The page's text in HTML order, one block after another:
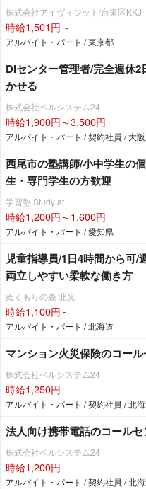
株式会社アイヴィジット/台東区KKJ
時給1,501円～
アルバイト・パート / 東京都
DIセンター管理者/完全週休
かせる
株式会社ベルシステム24
時給1,900円～3,500円
アルバイト・パート / 契約社員 / 大
西尾市の塾講師/小中学生の
生・専門学生の方歓迎
学習塾 Study at
時給1,200円～1,600円
アルバイト・パート / 愛知県
児童指導員/1日4時間から可/
両立しやすい柔軟な働き方
ぬくもりの森 北光
時給1,100円～
アルバイト・パート / 北海道
マンション火災保険のコー
株式会社ベルシステム24
時給1,250円
アルバイト・パート / 契約社員 / 北
法人向け携帯電話のコール
株式会社ベルシステム24
時給1,200円
アルバイト・パート / 契約社員 / 北